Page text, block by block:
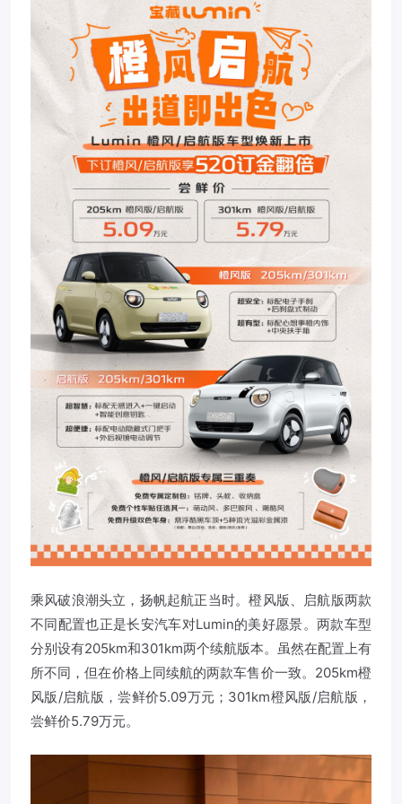
乘风破浪潮头立，扬帆起航正当时。橙风版、启航版两款
不同配置也正是长安汽车对Lumin的美好愿景。两款车型
分别设有205km和301km两个续航版本。虽然在配置上有
所不同，但在价格上同续航的两款车售价一致。205km橙
风版/启航版，尝鲜价5.09万元；301km橙风版/启航版，
尝鲜价5.79万元。